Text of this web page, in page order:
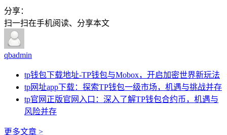
分享：
扫一扫在手机阅读、分享本文
qbadmin
tp钱包下载地址-TP钱包与Mobox，开启加密世界新玩法
tp网址app下载：探索TP钱包一级市场，机遇与挑战并存
tp官网正版官网入口：深入了解TP钱包合约币，机遇与
风险并存
更多文章 >